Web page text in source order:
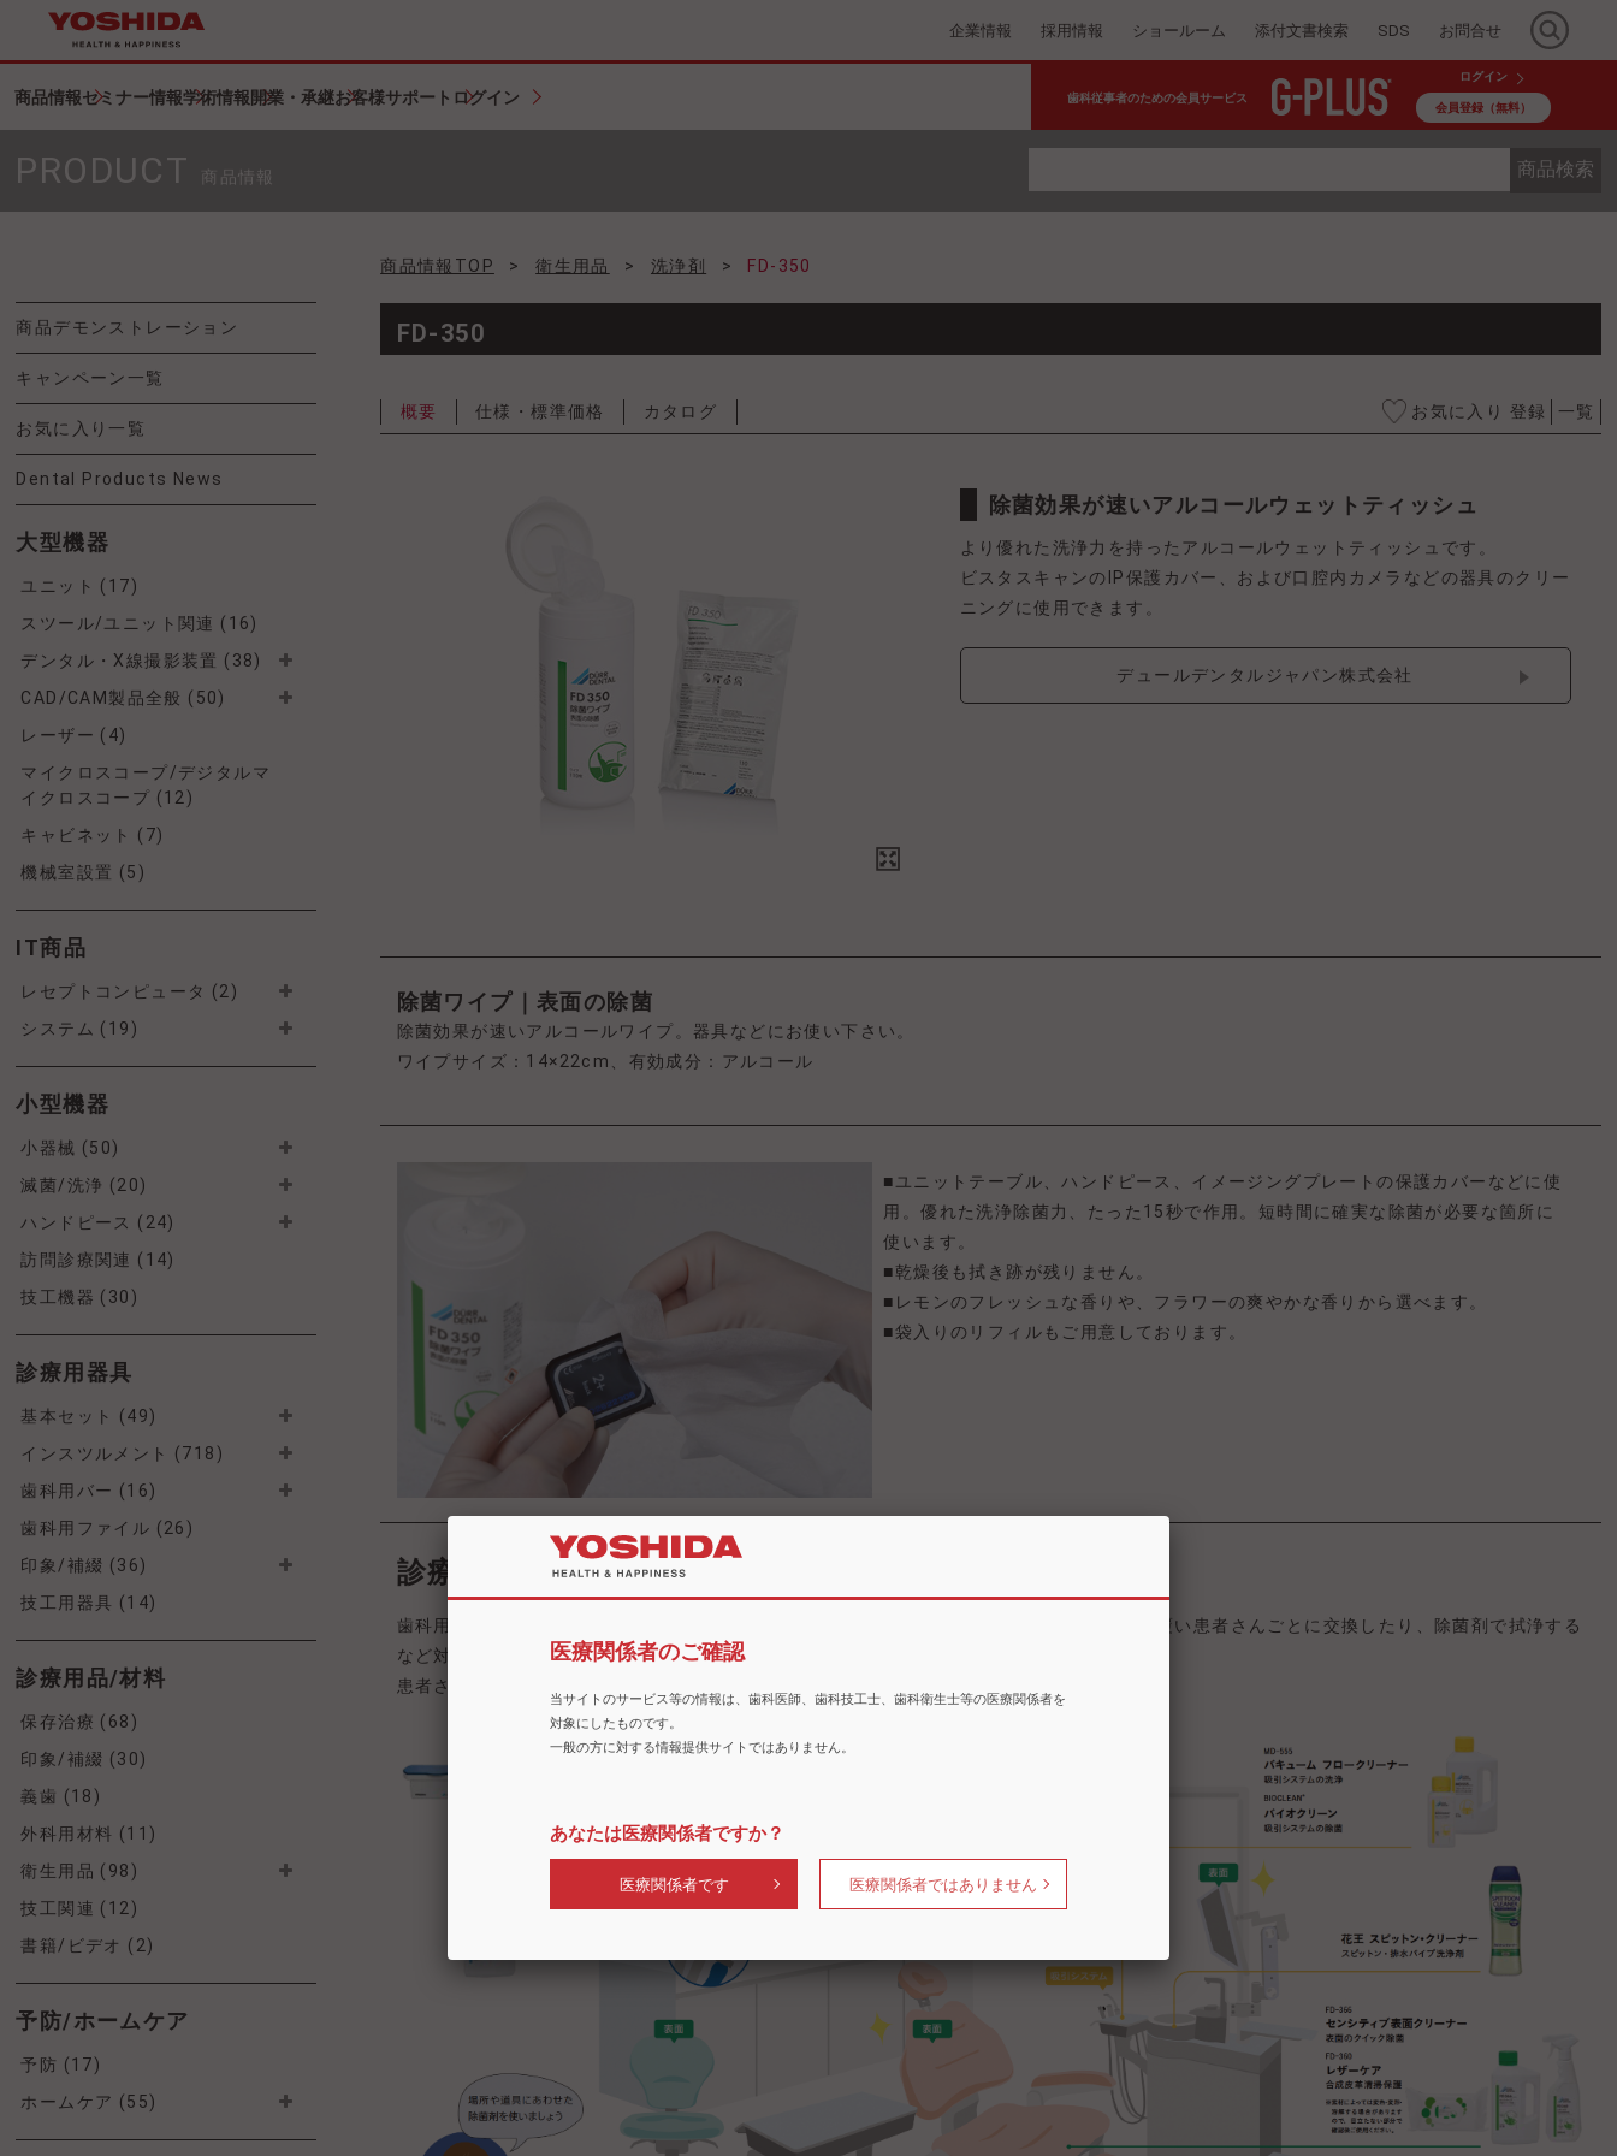
企業情報 採用情報 ショールーム 添付文書検索 SDS お問合せ
商品情報セミナー情報学術情報開業・承継お客様サポート ログイン 歯科従事者のための会員サービス
ログイン
会員登録（無料）
PRODUCT 商品情報 商品検索
商品デモンストレーション
キャンペーン一覧
お気に入り一覧
Dental Products News
大型機器
ユニット (17)
スツール/ユニット関連 (16)
デンタル・X線撮影装置 (38)
CAD/CAM製品全般 (50)
レーザー (4)
マイクロスコープ/デジタルマ
イクロスコープ (12)
キャビネット (7)
機械室設置 (5)
IT商品
レセプトコンピュータ (2)
システム (19)
小型機器
小器械 (50)
滅菌/洗浄 (20)
ハンドピース (24)
訪問診療関連 (14)
技工機器 (30)
診療用器具
基本セット (49)
インスツルメント (718)
歯科用バー (16)
歯科用ファイル (26)
印象/補綴 (36)
技工用器具 (14)
診療用品/材料
保存治療 (68)
印象/補綴 (30)
義歯 (18)
外科用材料 (11)
衛生用品 (98)
技工関連 (12)
書籍/ビデオ (2)
予防/ホームケア
予防 (17)
ホームケア (55)
商品情報TOP > 衛生用品 > 洗浄剤 > FD-350
FD-350
概要 仕様・標準価格 カタログ お気に入り 登録 一覧
除菌効果が速いアルコールウェットティッシュ
より優れた洗浄力を持ったアルコールウェットティッシュです。
ビスタスキャンのIP保護カバー、および口腔内カメラなどの器具のクリー
ニングに使用できます。
デュールデンタルジャパン株式会社
除菌ワイプ｜表面の除菌
除菌効果が速いアルコールワイプ。器具などにお使い下さい。
ワイプサイズ：14×22cm、有効成分：アルコール
■ユニットテーブル、ハンドピース、イメージングプレートの保護カバーなどに使
用。優れた洗浄除菌力、たった15秒で作用。短時間に確実な除菌が必要な箇所に
使います。
■乾燥後も拭き跡が残りません。
■レモンのフレッシュな香りや、フラワーの爽やかな香りから選べます。
■袋入りのリフィルもご用意しております。
診療室の除菌
歯科用ユニットは診療中に飛散した唾液や血液などによって汚染されるので、防護カバーで覆い患者さんごとに交換したり、除菌剤で拭浄する
など対策が必要です。
患者さんの唾液や血液が触れるスピットンやバキューム配管も、定期的に洗浄しましょう。
医療関係者のご確認
当サイトのサービス等の情報は、歯科医師、歯科技工士、歯科衛生士等の医療関係者を
対象にしたものです。
一般の方に対する情報提供サイトではありません。
あなたは医療関係者ですか？
医療関係者です 医療関係者ではありません